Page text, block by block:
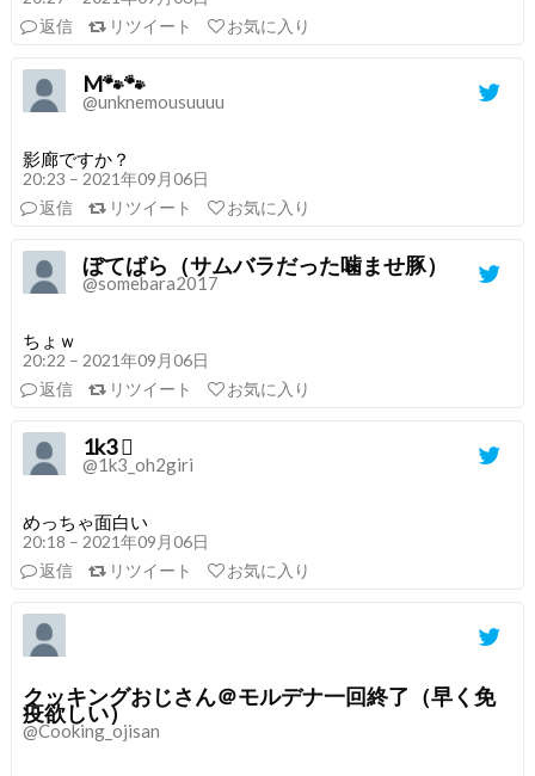
返信
リツイート お気に入り
M🐾🐾
@unknemousuuuu
影廊ですか？
20:23 – 2021年09月06日
返信
リツイート お気に入り
ぼてばら（サムバラだった噛ませ豚）
@somebara2017
ちょｗ
20:22 – 2021年09月06日
返信
リツイート お気に入り
1k3 
@1k3_oh2giri
めっちゃ面白い
20:18 – 2021年09月06日
返信
リツイート お気に入り
クッキングおじさん＠モルデナ一回終了（早く免
疫欲しい）
@Cooking_ojisan